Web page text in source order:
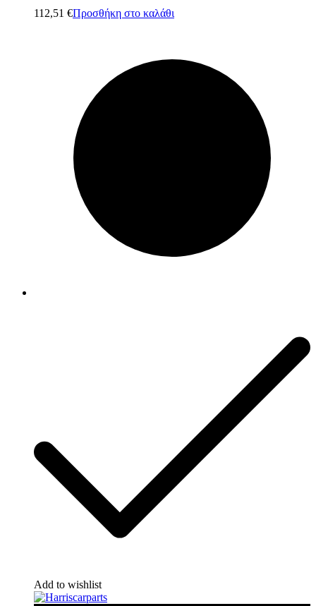
112,51 €Προσθήκη στο καλάθι
Add to wishlist